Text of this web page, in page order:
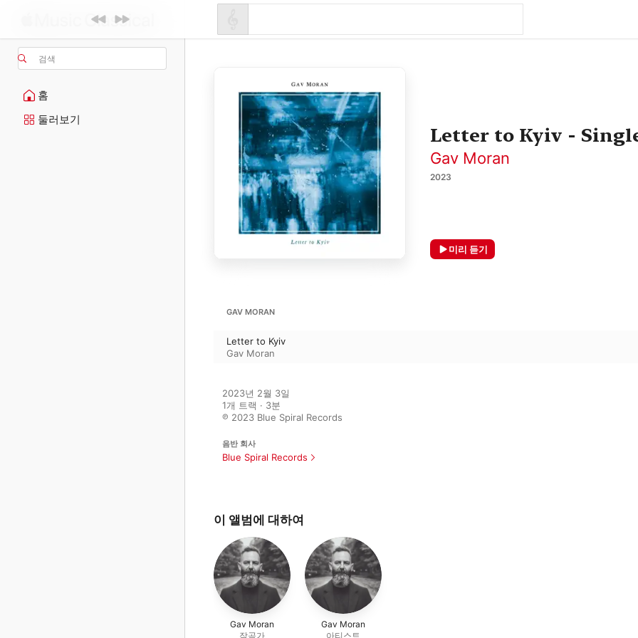
검색
홈
둘러보기
Letter to Kyiv -
Gav Moran
2023
미리 듣기
GAV MORAN
Letter to Kyiv
Gav Moran
2023년 2월 3일
1개 트랙 · 3분
℗ 2023 Blue Spiral Records
음반 회사
Blue Spiral Records
이 앨범에 대하여
Gav Moran
작곡가
Gav Moran
아티스트